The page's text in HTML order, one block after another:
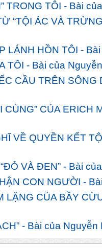
TRONG TÔI - Bài
“TỘI ÁC VÀ
LÁNH HỒN TÔI -
TÔI - Bài của
CẦU TRÊN SÔNG
CÙNG” CỦA ERICH
VỀ QUYỀN KẾT
VÀ ĐEN” - Bài
CON NGƯỜI -
LẶNG CỦA BẦY
- Bài của Nguyễn